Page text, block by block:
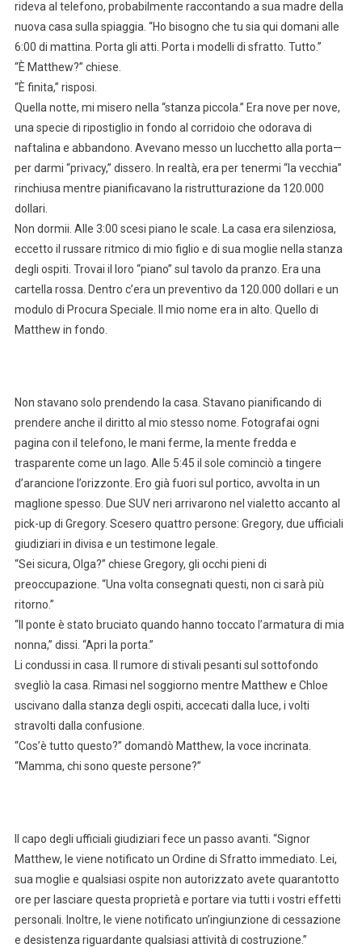
rideva al telefono, probabilmente raccontando a sua madre della
nuova casa sulla spiaggia. “Ho bisogno che tu sia qui domani alle
6:00 di mattina. Porta gli atti. Porta i modelli di sfratto. Tutto.”
“È Matthew?” chiese.
“È finita,” risposi.
Quella notte, mi misero nella “stanza piccola.” Era nove per nove,
una specie di ripostiglio in fondo al corridoio che odorava di
naftalina e abbandono. Avevano messo un lucchetto alla porta—
per darmi “privacy,” dissero. In realtà, era per tenermi “la vecchia”
rinchiusa mentre pianificavano la ristrutturazione da 120.000
dollari.
Non dormii. Alle 3:00 scesi piano le scale. La casa era silenziosa,
eccetto il russare ritmico di mio figlio e di sua moglie nella stanza
degli ospiti. Trovai il loro “piano” sul tavolo da pranzo. Era una
cartella rossa. Dentro c’era un preventivo da 120.000 dollari e un
modulo di Procura Speciale. Il mio nome era in alto. Quello di
Matthew in fondo.
Non stavano solo prendendo la casa. Stavano pianificando di
prendere anche il diritto al mio stesso nome. Fotografai ogni
pagina con il telefono, le mani ferme, la mente fredda e
trasparente come un lago. Alle 5:45 il sole cominciò a tingere
d’arancione l’orizzonte. Ero già fuori sul portico, avvolta in un
maglione spesso. Due SUV neri arrivarono nel vialetto accanto al
pick-up di Gregory. Scesero quattro persone: Gregory, due ufficiali
giudiziari in divisa e un testimone legale.
“Sei sicura, Olga?” chiese Gregory, gli occhi pieni di
preoccupazione. “Una volta consegnati questi, non ci sarà più
ritorno.”
“Il ponte è stato bruciato quando hanno toccato l’armatura di mia
nonna,” dissi. “Apri la porta.”
Li condussi in casa. Il rumore di stivali pesanti sul sottofondo
svegliò la casa. Rimasi nel soggiorno mentre Matthew e Chloe
uscivano dalla stanza degli ospiti, accecati dalla luce, i volti
stravolti dalla confusione.
“Cos’è tutto questo?” domandò Matthew, la voce incrinata.
“Mamma, chi sono queste persone?”
Il capo degli ufficiali giudiziari fece un passo avanti. “Signor
Matthew, le viene notificato un Ordine di Sfratto immediato. Lei,
sua moglie e qualsiasi ospite non autorizzato avete quarantotto
ore per lasciare questa proprietà e portare via tutti i vostri effetti
personali. Inoltre, le viene notificato un’ingiunzione di cessazione
e desistenza riguardante qualsiasi attività di costruzione.”